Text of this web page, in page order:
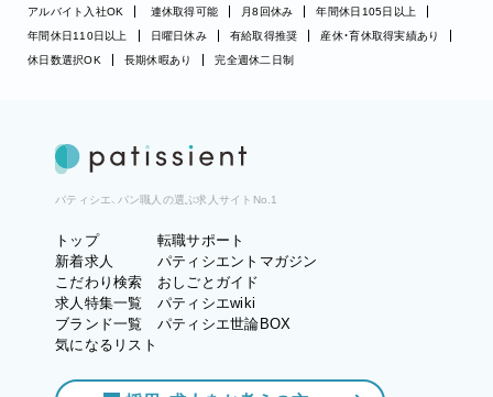
アルバイト入社OK
連休取得可能 月8回休み
年間休日105日以上
年間休日110日以上
日曜日休み 有給取得推奨
産休・育休取得実績あり
休日数選択OK
長期休暇あり 完全週休二日制
パティシエ、パン職人の選ぶ求人サイトNo.1
トップ
新着求人
こだわり検索
求人特集一覧
ブランド一覧
気になるリスト
転職サポート
パティシエントマガジン
おしごとガイド
パティシエwiki
パティシエ世論BOX